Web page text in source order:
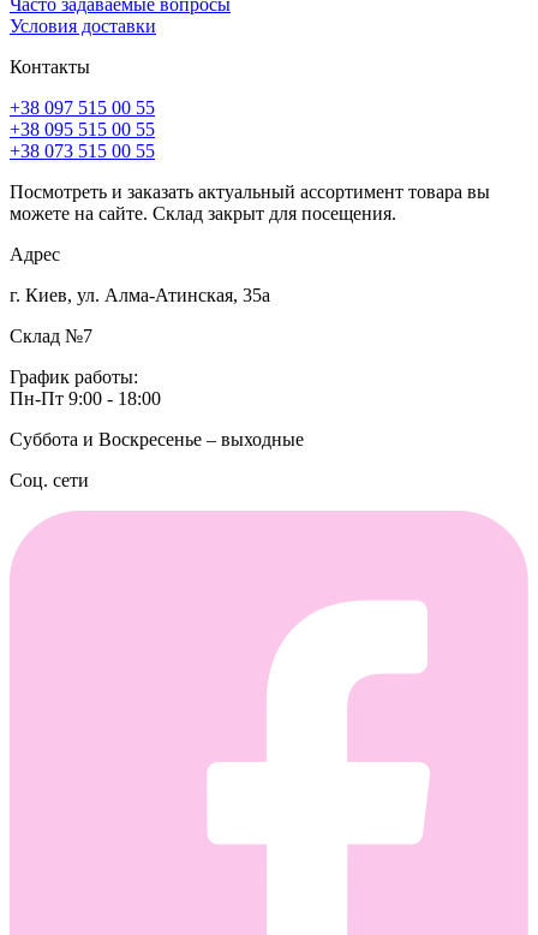
Условия доставки
Контакты
+38 097 515 00 55
+38 095 515 00 55
+38 073 515 00 55
Посмотреть и заказать актуальный ассортимент товара вы
можете на сайте. Склад закрыт для посещения.
Адрес
г. Киев, ул. Алма-Атинская, 35а
Склад №7
График работы:
Пн-Пт 9:00 - 18:00
Суббота и Воскресенье – выходные
Соц. сети